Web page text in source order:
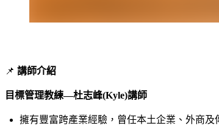
📌 講師介紹
目標管理教練—杜志峰(Kyle)講師
擁有豐富跨產業經驗，曾任本土企業、外商